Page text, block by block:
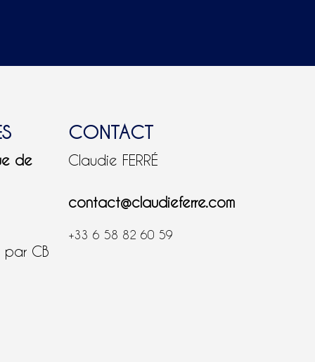
de
par CB
CONTACT
Claudie FERRÉ
contact@claudieferre.com
+33 6 58 82 60 59